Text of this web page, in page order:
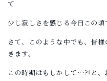
て
少し寂しさを感じる今日この頃
さて、このような中でも、 皆様
きます。
この時期はもしかして…?!と、